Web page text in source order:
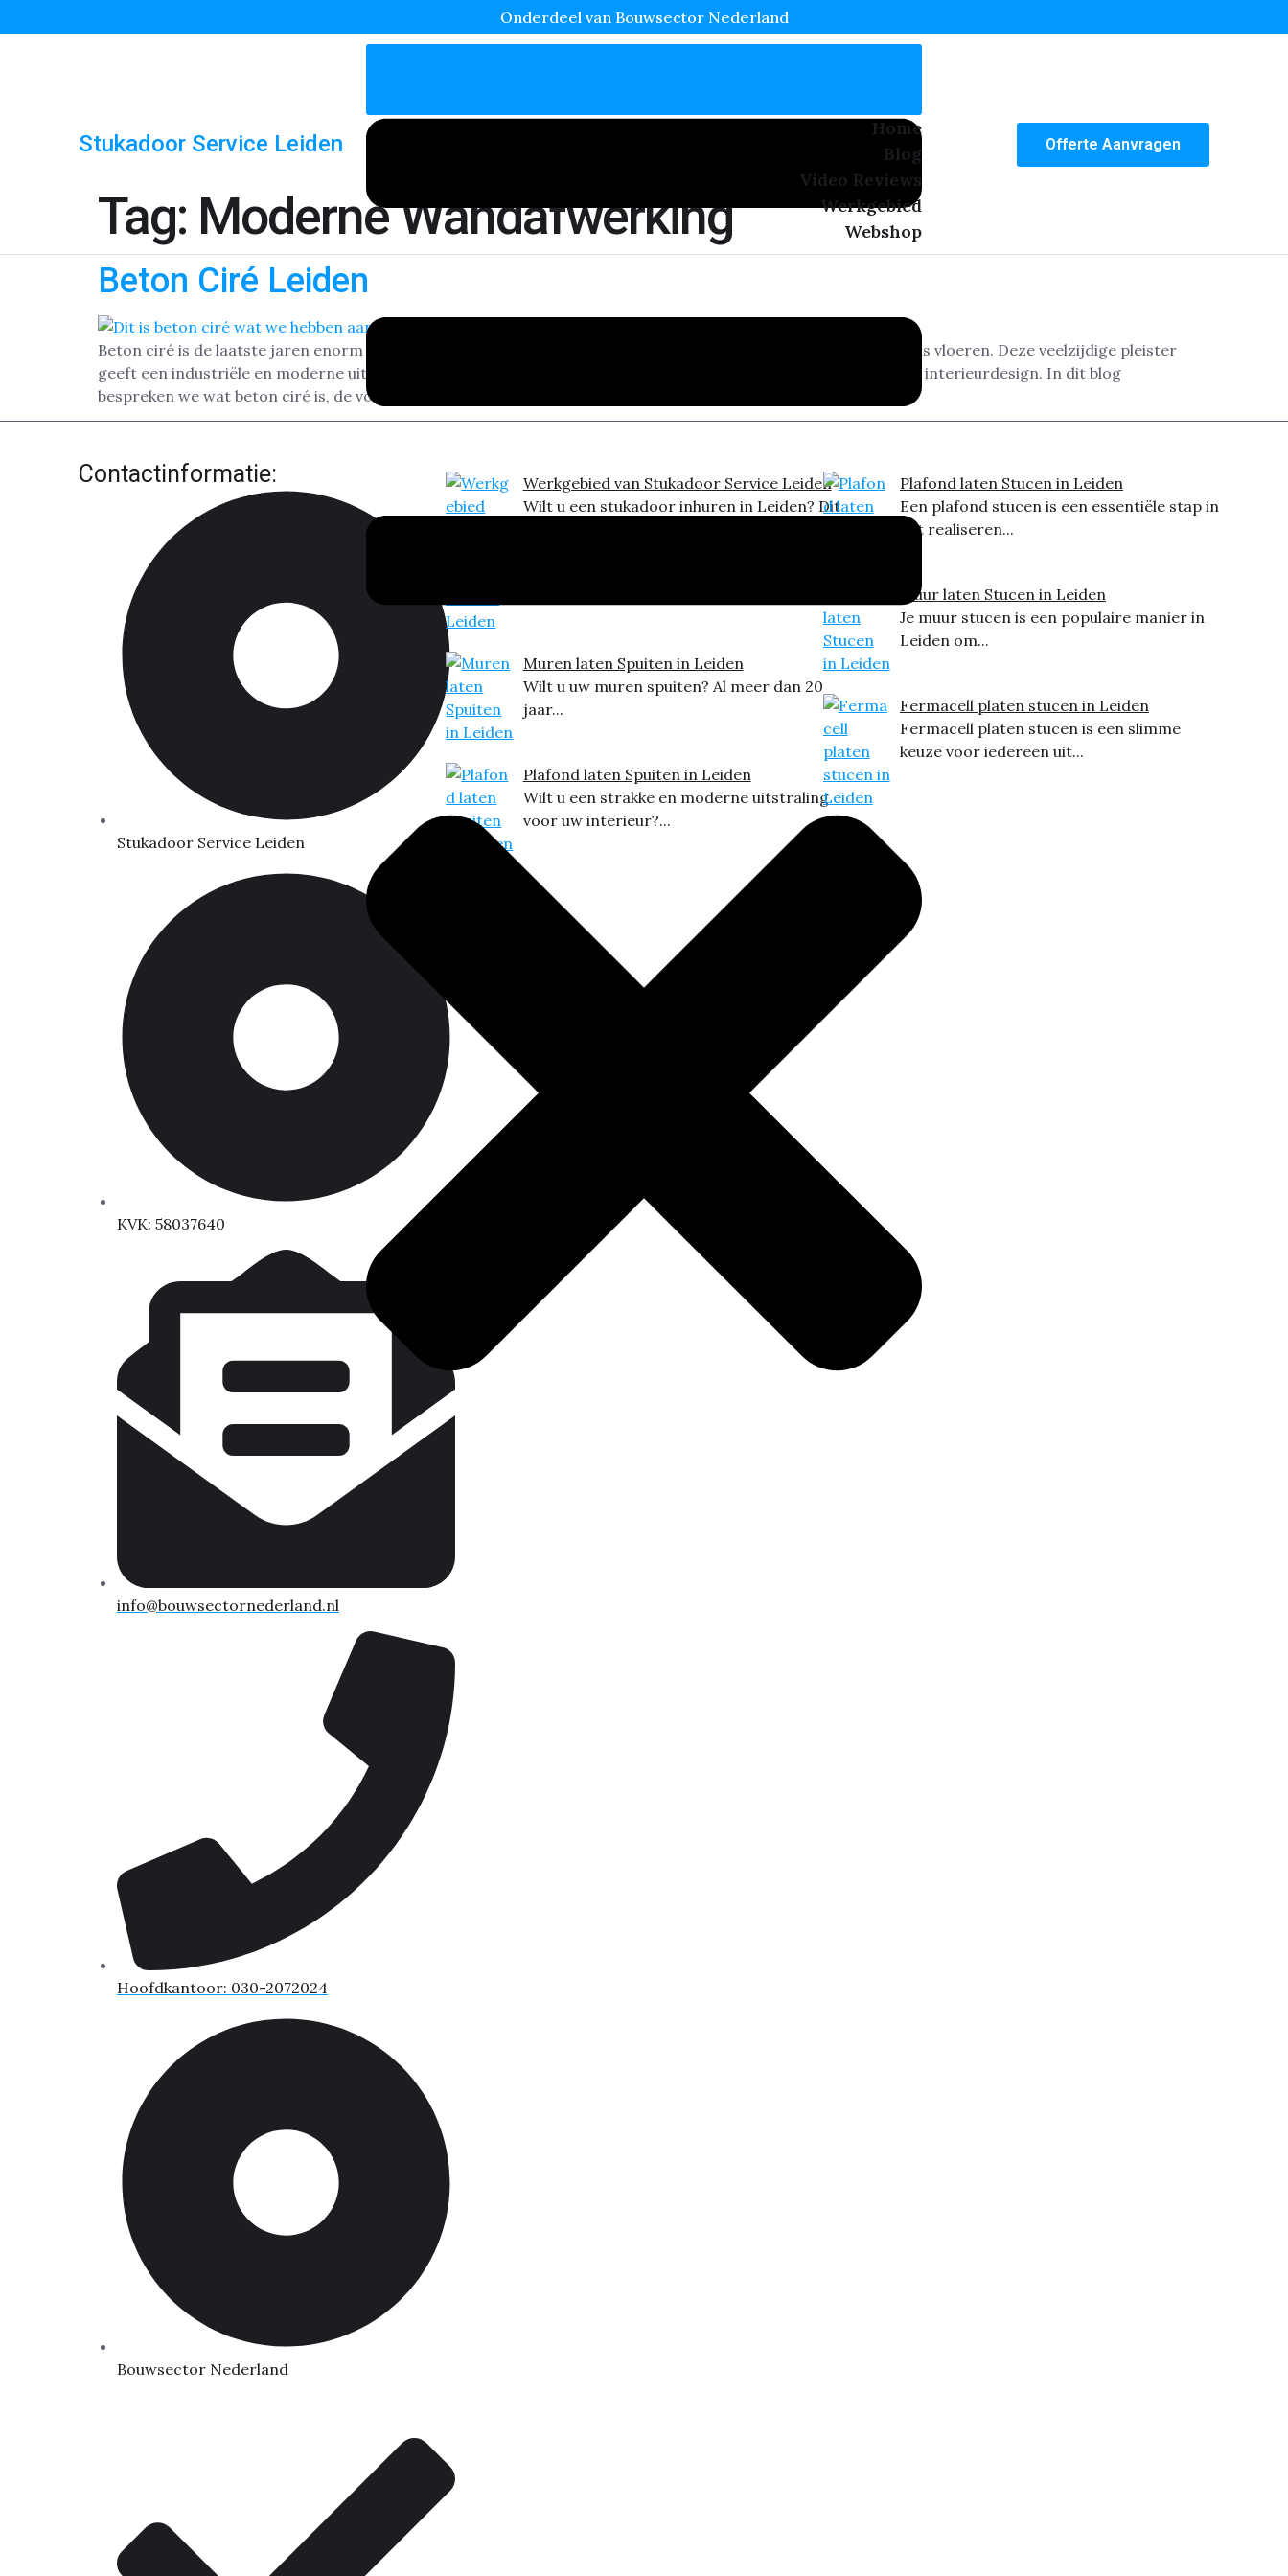
Onderdeel van Bouwsector Nederland
Stukadoor Service Leiden
Home
Blog
Video Reviews
Werkgebied
Webshop
Offerte Aanvragen
Tag: Moderne Wandafwerking
Beton Ciré Leiden
Beton ciré is de laatste jaren enorm populair geworden in Leiden als afwerkingsmateriaal voor zowel wanden als vloeren. Deze veelzijdige pleister
geeft een industriële en moderne uitstraling aan iedere ruimte en biedt talloze mogelijkheden op het gebied van interieurdesign. In dit blog
bespreken we wat beton ciré is, de voordelen, toepassingen, kosten en tips voor […]
Contactinformatie:
Stukadoor Service Leiden
KVK: 58037640
info@bouwsectornederland.nl
Hoofdkantoor: 030-2072024
Bouwsector Nederland
Werkgebied van Stukadoor Service Leiden
Wilt u een stukadoor inhuren in Leiden? Dit
Muren laten Spuiten in Leiden
Wilt u uw muren spuiten? Al meer dan 20
jaar...
Plafond laten Spuiten in Leiden
Wilt u een strakke en moderne uitstraling
voor uw interieur?...
Plafond laten Stucen in Leiden
Een plafond stucen is een essentiële stap in
het realiseren...
Muur laten Stucen in Leiden
Je muur stucen is een populaire manier in
Leiden om...
Fermacell platen stucen in Leiden
Fermacell platen stucen is een slimme
keuze voor iedereen uit...